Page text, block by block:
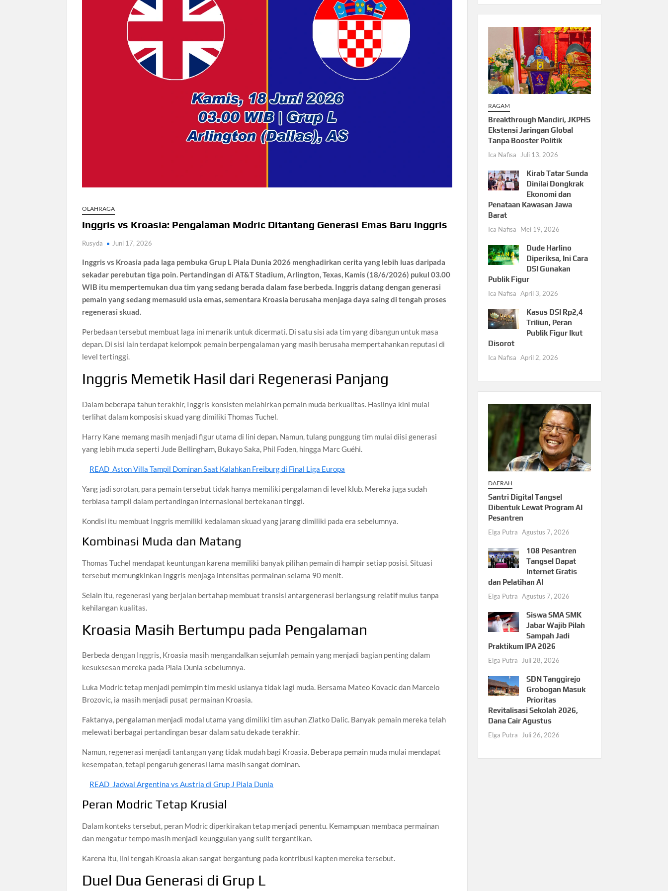
Dokter Ungkap Dampak Padel pada Cedera Kaki 2026
Sidang MK Bahas Tanggung Jawab Maskapai Saat Delay
Box Office Hollywood 2026 Tembus 4 Film Rp18 Triliun
OLAHRAGA
Inggris vs Kroasia: Pengalaman Modric Ditantang Generasi Emas Baru Inggris
Rusyda Juni 17, 2026
Inggris vs Kroasia pada laga pembuka Grup L Piala Dunia 2026 menghadirkan cerita yang lebih luas daripada
sekadar perebutan tiga poin. Pertandingan di AT&T Stadium, Arlington, Texas, Kamis (18/6/2026) pukul 03.00
WIB itu mempertemukan dua tim yang sedang berada dalam fase berbeda. Inggris datang dengan generasi
pemain yang sedang memasuki usia emas, sementara Kroasia berusaha menjaga daya saing di tengah proses
regenerasi skuad.
Perbedaan tersebut membuat laga ini menarik untuk dicermati. Di satu sisi ada tim yang dibangun untuk masa
depan. Di sisi lain terdapat kelompok pemain berpengalaman yang masih berusaha mempertahankan reputasi di
level tertinggi.
Inggris Memetik Hasil dari Regenerasi Panjang
Dalam beberapa tahun terakhir, Inggris konsisten melahirkan pemain muda berkualitas. Hasilnya kini mulai
terlihat dalam komposisi skuad yang dimiliki Thomas Tuchel.
Harry Kane memang masih menjadi figur utama di lini depan. Namun, tulang punggung tim mulai diisi generasi
yang lebih muda seperti Jude Bellingham, Bukayo Saka, Phil Foden, hingga Marc Guéhi.
READ Aston Villa Tampil Dominan Saat Kalahkan Freiburg di Final Liga Europa
Yang jadi sorotan, para pemain tersebut tidak hanya memiliki pengalaman di level klub. Mereka juga sudah
terbiasa tampil dalam pertandingan internasional bertekanan tinggi.
Kondisi itu membuat Inggris memiliki kedalaman skuad yang jarang dimiliki pada era sebelumnya.
Kombinasi Muda dan Matang
Thomas Tuchel mendapat keuntungan karena memiliki banyak pilihan pemain di hampir setiap posisi. Situasi
tersebut memungkinkan Inggris menjaga intensitas permainan selama 90 menit.
Selain itu, regenerasi yang berjalan bertahap membuat transisi antargenerasi berlangsung relatif mulus tanpa
kehilangan kualitas.
Kroasia Masih Bertumpu pada Pengalaman
Berbeda dengan Inggris, Kroasia masih mengandalkan sejumlah pemain yang menjadi bagian penting dalam
kesuksesan mereka pada Piala Dunia sebelumnya.
Luka Modric tetap menjadi pemimpin tim meski usianya tidak lagi muda. Bersama Mateo Kovacic dan Marcelo
Brozovic, ia masih menjadi pusat permainan Kroasia.
Faktanya, pengalaman menjadi modal utama yang dimiliki tim asuhan Zlatko Dalic. Banyak pemain mereka telah
melewati berbagai pertandingan besar dalam satu dekade terakhir.
Namun, regenerasi menjadi tantangan yang tidak mudah bagi Kroasia. Beberapa pemain muda mulai mendapat
kesempatan, tetapi pengaruh generasi lama masih sangat dominan.
READ Jadwal Argentina vs Austria di Grup J Piala Dunia
Peran Modric Tetap Krusial
Dalam konteks tersebut, peran Modric diperkirakan tetap menjadi penentu. Kemampuan membaca permainan
dan mengatur tempo masih menjadi keunggulan yang sulit tergantikan.
Karena itu, lini tengah Kroasia akan sangat bergantung pada kontribusi kapten mereka tersebut.
Duel Dua Generasi di Grup L
RAGAM
Breakthrough Mandiri, JKPHS
Ekstensi Jaringan Global
Tanpa Booster Politik
Ica Nafisa Juli 13, 2026
Kirab Tatar Sunda
Dinilai Dongkrak
Ekonomi dan
Penataan Kawasan Jawa
Barat
Ica Nafisa Mei 19, 2026
Dude Harlino
Diperiksa, Ini Cara
DSI Gunakan
Publik Figur
Ica Nafisa April 3, 2026
Kasus DSI Rp2,4
Triliun, Peran
Publik Figur Ikut
Disorot
Ica Nafisa April 2, 2026
DAERAH
Santri Digital Tangsel
Dibentuk Lewat Program AI
Pesantren
Elga Putra Agustus 7, 2026
108 Pesantren
Tangsel Dapat
Internet Gratis
dan Pelatihan AI
Elga Putra Agustus 7, 2026
Siswa SMA SMK
Jabar Wajib Pilah
Sampah Jadi
Praktikum IPA 2026
Elga Putra Juli 28, 2026
SDN Tanggirejo
Grobogan Masuk
Prioritas
Revitalisasi Sekolah 2026,
Dana Cair Agustus
Elga Putra Juli 26, 2026